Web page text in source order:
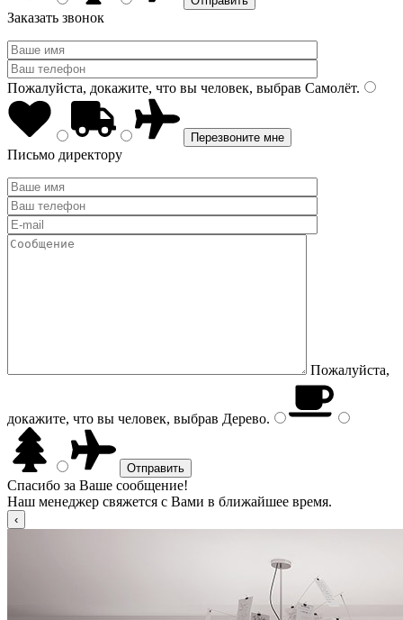
Заказать звонок
Пожалуйста, докажите, что вы человек, выбрав Самолёт.
Письмо директору
Пожалуйста,
докажите, что вы человек, выбрав Дерево.
Спасибо за Ваше сообщение!
Наш менеджер свяжется с Вами в ближайшее время.